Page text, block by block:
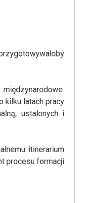
kilku latach pracy
ustalonych i
itinerarium
procesu formacji